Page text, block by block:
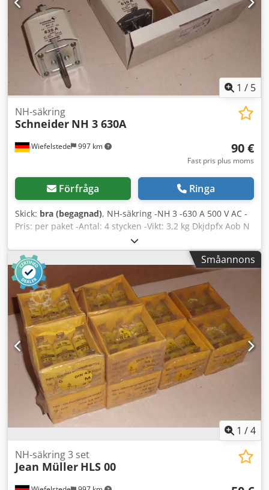
flesta europeiska länder! Beräkna snabbt din
leasingkostnad och skicka en förfrågan via vår hemsida.
Fråga direkt om vårt europeiska garantipaket.
1 / 5
Wiefelstede 997 km
NH-säkring
Schneider NH 3 630A
90 €
Fast pris plus moms
Förfråga Ringa
Skick: bra (begagnad), NH-säkring -NH 3 -630 A 500 V AC -
Pris: per paket -Antal: 4 stycken -Vikt: 3,2 kg Dkjdpfx Aob N
Småannons
1 /4
NH-säkring 3 set
Jean Müller HLS 00